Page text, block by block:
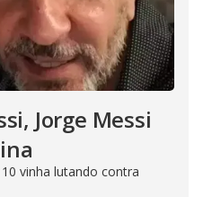
Jorge Messi
vinha lutando contra